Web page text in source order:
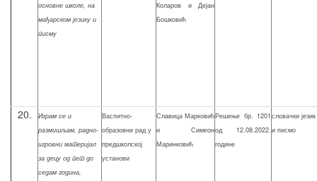
основне школе, на
мађарском језику и
писму
Коларов и Дејан
Бошковић
20.
Играм се и
размишљам, радно-
игровни материјал
за децу од пет до
седам година,
Васпитно-
образовни рад у
предшколској
установи
Славица Марковић
и Симеон
Маринковић
Решење бр. 1201
од 12.08.2022.
године
словачки језик
и писмо